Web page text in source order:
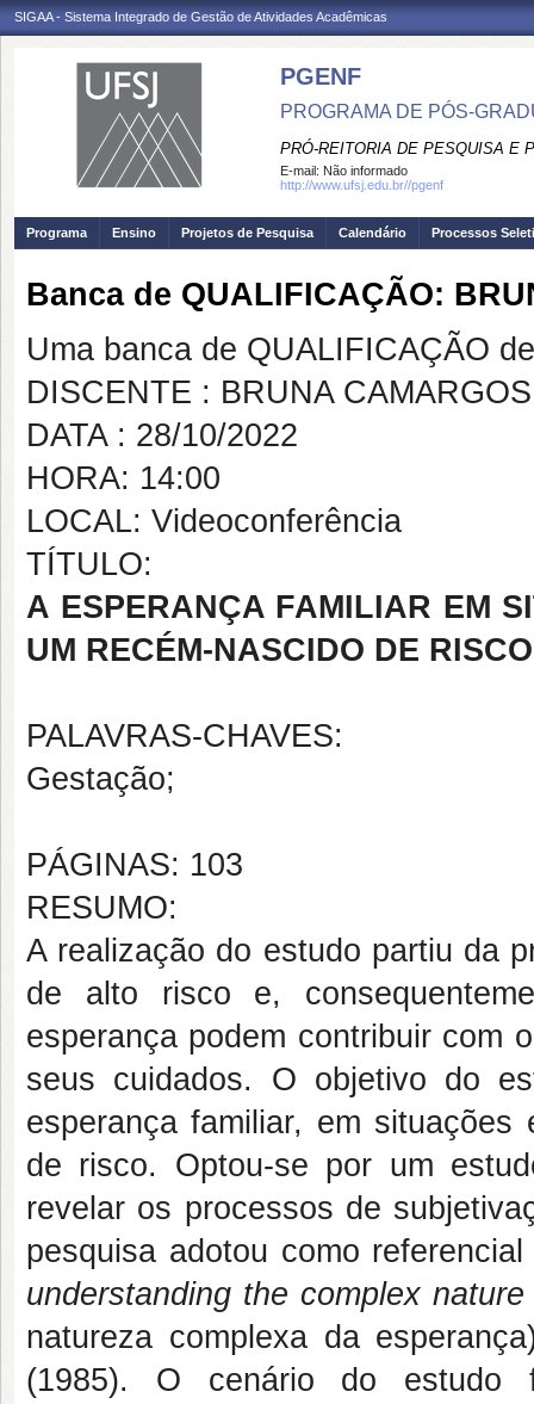
SIGAA - Sistema Integrado de Gestão de Atividades Acadêmicas
PGENF
PROGRAMA DE PÓS-
PRÓ-REITORIA DE PESQUISA E
E-mail: Não informado
http://www.ufsj.edu.br//pgenf
Programa Ensino Projetos de Pesquisa Calendário Processos
Banca de QUALIFICAÇÃO:
Uma banca de QUALIFICAÇÃO
DISCENTE : BRUNA
DATA : 28/10/2022
HORA: 14:00
LOCAL: Videoconferência
TÍTULO:
A ESPERANÇA FAMILIAR EM
UM RECÉM-NASCIDO DE RISCO
PALAVRAS-CHAVES:
Gestação;
PÁGINAS: 103
RESUMO:
A realização do estudo partiu da
de alto risco e,
esperança podem contribuir com
seus cuidados. O objetivo do
esperança familiar, em
de risco. Optou-se por um
revelar os processos de
pesquisa adotou como
understanding the complex
natureza complexa da
(1985). O cenário do